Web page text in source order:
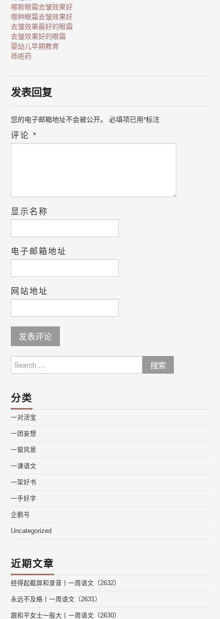
哪款眼霜去皱效果好
哪种眼霜去皱效果好
去皱效果最好的眼霜
去皱效果好的眼霜
婴幼儿早期教育
痔疮药
发表回复
您的电子邮箱地址不会被公开。 必填项已用*标注
评论*
显示名称
电子邮箱地址
网站地址
for:
分类
一对活宝
一团妄想
一窗风景
一课语文
一架好书
一手好字
企鹅号
Uncategorized
近期文章
经得起截屏和录音丨一周语文（2632）
永远不及格丨一周语文（2631）
跟和平女士一般大丨一周语文（2630）